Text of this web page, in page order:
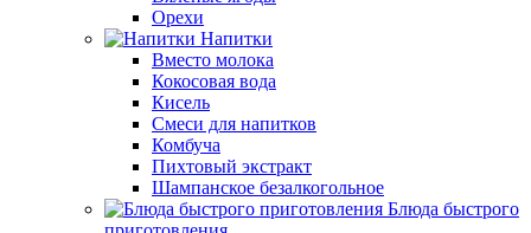
Орехи
Напитки
Вместо молока
Кокосовая вода
Кисель
Смеси для напитков
Комбуча
Пихтовый экстракт
Шампанское безалкогольное
Блюда быстрого